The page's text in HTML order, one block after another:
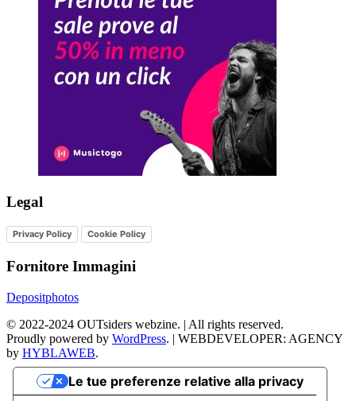
Legal
Privacy Policy Cookie Policy
Fornitore Immagini
Depositphotos
© 2022-2024 OUTsiders webzine. | All rights reserved.
Proudly powered by WordPress. | WEBDEVELOPER: AGENCY
by HYBLAWEB.
Le tue preferenze relative alla privacy